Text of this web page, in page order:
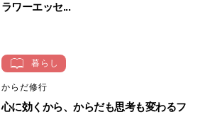
ラワーエッセ...
暮らし
からだ修行
心に効くから、からだも思考も変わるフ